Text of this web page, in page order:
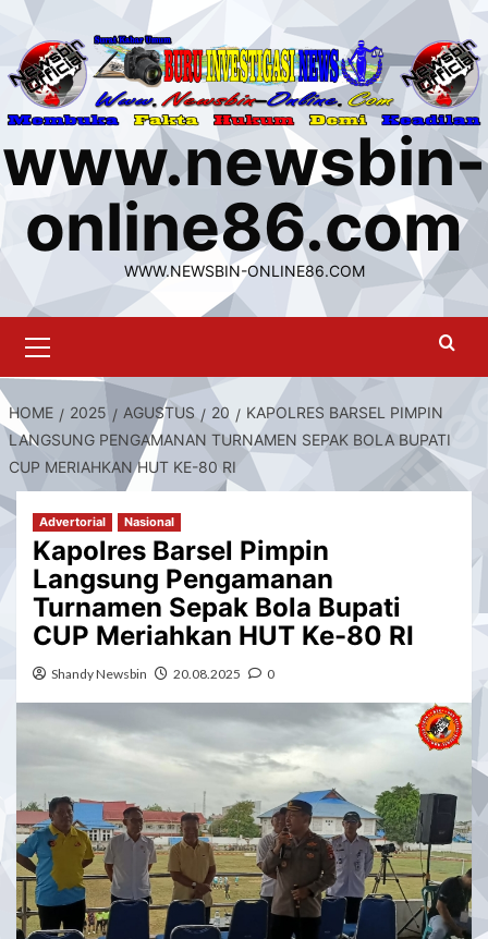
Skip
content
www.newsbin-
online86.com
WWW.NEWSBIN-ONLINE86.COM
Menu
HOME 2025 AGUSTUS 20
KAPOLRES BARSEL PIMPIN
LANGSUNG PENGAMANAN TURNAMEN SEPAK BOLA BUPATI
CUP MERIAHKAN HUT KE-80 RI
Advertorial Nasional
Kapolres Barsel Pimpin
Langsung Pengamanan
Turnamen Sepak Bola Bupati
CUP Meriahkan HUT Ke-80 RI
Shandy Newsbin 20.08.2025 0